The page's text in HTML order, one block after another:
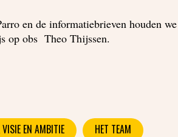
en de informatiebrieven houden
op obs Theo Thijssen.
EN AMBITIE HET TEAM